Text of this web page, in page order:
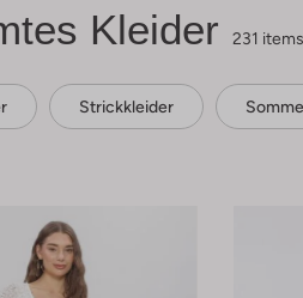
Kleider 231 items
Strickkleider